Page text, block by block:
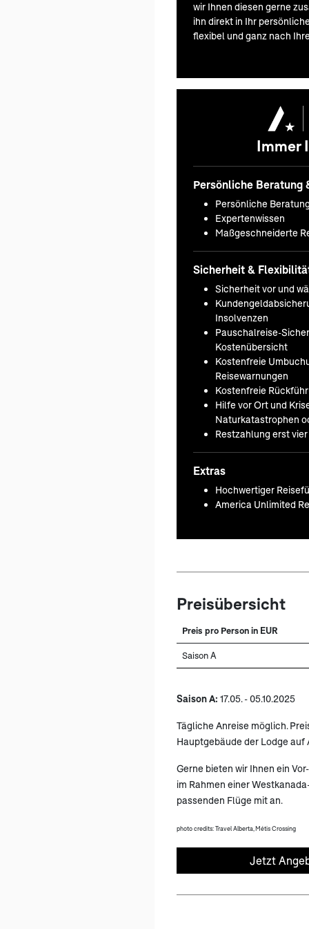
wir Ihnen diesen gerne
ihn direkt in Ihr
flexibel und ganz nach
Immer
Persönliche Beratung
Persönliche
Expertenwissen
Maßgeschneiderte
Sicherheit &
Sicherheit vor und
Insolvenzen
Pauschalreise-
Kostenübersicht
Kostenfreie
Reisewarnungen
Kostenfreie
Hilfe vor Ort und
Naturkatastrophen
Restzahlung erst
Extras
Hochwertiger
America Unlimited
Preisübersicht
Preis pro Person in EUR
Saison A
Saison A: 17.05. - 05.10.2025
Tägliche Anreise möglich.
Hauptgebäude der Lodge auf
Gerne bieten wir Ihnen ein
im Rahmen einer
passenden Flüge mit an.
photo credits: Travel Alberta, Métis Crossing
Jetzt